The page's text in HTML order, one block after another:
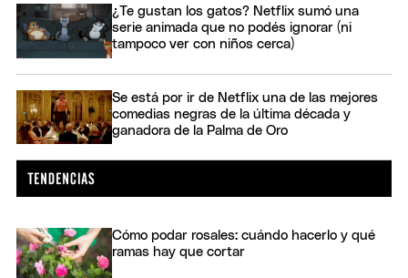
¿Te gustan los gatos? Netflix sumó una
serie animada que no podés ignorar (ni
tampoco ver con niños cerca)
Se está por ir de Netflix una de las mejores
comedias negras de la última década y
ganadora de la Palma de Oro
Cómo podar rosales: cuándo hacerlo y qué
ramas hay que cortar